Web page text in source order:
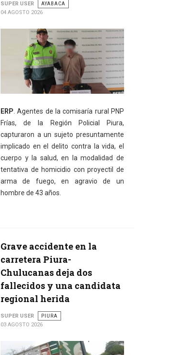
SUPER USER
AYABACA
04 AGOSTO 2026
ERP. Agentes de la comisaría rural PNP
Frías, de la Región Policial Piura,
capturaron a un sujeto presuntamente
implicado en el delito contra la vida, el
cuerpo y la salud, en la modalidad de
tentativa de homicidio con proyectil de
arma de fuego, en agravio de un
hombre de 43 años.
Grave accidente en la
carretera Piura-
Chulucanas deja dos
fallecidos y una candidata
regional herida
SUPER USER
PIURA
03 AGOSTO 2026